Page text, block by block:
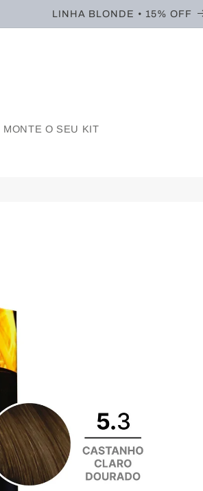
LINHA BLONDE • 15% OFF
MONTE O SEU KIT